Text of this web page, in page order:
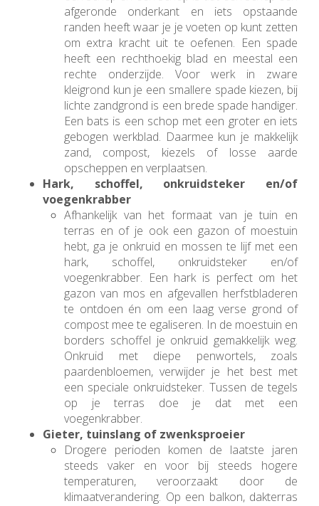
afgeronde onderkant en iets opstaande
randen heeft waar je je voeten op kunt zetten
om extra kracht uit te oefenen. Een spade
heeft een rechthoekig blad en meestal een
rechte onderzijde. Voor werk in zware
kleigrond kun je een smallere spade kiezen, bij
lichte zandgrond is een brede spade handiger.
Een bats is een schop met een groter en iets
gebogen werkblad. Daarmee kun je makkelijk
zand, compost, kiezels of losse aarde
opscheppen en verplaatsen.
Hark, schoffel, onkruidsteker en/of
voegenkrabber
Afhankelijk van het formaat van je tuin en
terras en of je ook een gazon of moestuin
hebt, ga je onkruid en mossen te lijf met een
hark, schoffel, onkruidsteker en/of
voegenkrabber. Een hark is perfect om het
gazon van mos en afgevallen herfstbladeren
te ontdoen én om een laag verse grond of
compost mee te egaliseren. In de moestuin en
borders schoffel je onkruid gemakkelijk weg.
Onkruid met diepe penwortels, zoals
paardenbloemen, verwijder je het best met
een speciale onkruidsteker. Tussen de tegels
op je terras doe je dat met een
voegenkrabber.
Gieter, tuinslang of zwenksproeier
Drogere perioden komen de laatste jaren
steeds vaker en voor bij steeds hogere
temperaturen, veroorzaakt door de
klimaatverandering. Op een balkon, dakterras